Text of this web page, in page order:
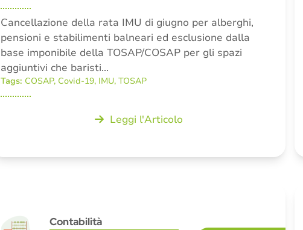
Cancellazione della rata IMU di giugno per alberghi,
pensioni e stabilimenti balneari ed esclusione dalla
base imponibile della TOSAP/COSAP per gli spazi
aggiuntivi che baristi…
Tags: COSAP, Covid-19, IMU,TOSAP
Leggi l'Articolo
Contabilità